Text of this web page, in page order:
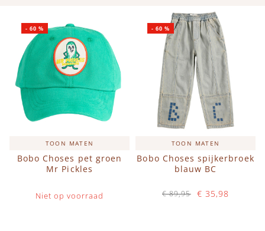
TOON MATEN
Bobo Choses pet groen
Mr Pickles
Niet op voorraad
-60 %
TOON MATEN
Bobo Choses spijkerbroek
blauw BC
€ 35,98
€ 89,95
-60 %